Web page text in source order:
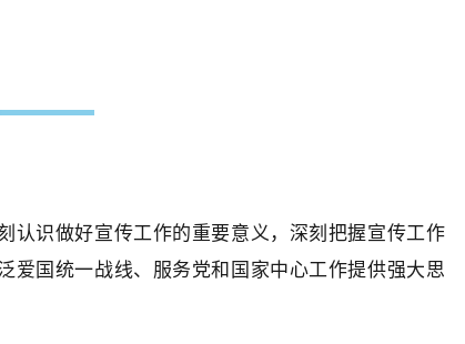
认识做好宣传工作的重要意义，深刻把握宣传工作
爱国统一战线、服务党和国家中心工作提供强大思